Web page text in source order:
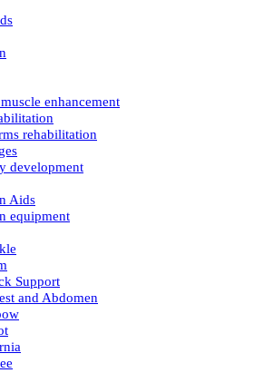
enhancement
rehabilitation
development
Aids
equipment
Support
and Abdomen